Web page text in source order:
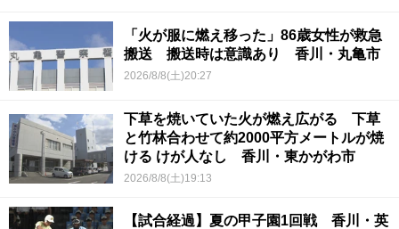
「火が服に燃え移った」86歳女性が救急
搬送 搬送時は意識あり 香川・丸亀市
2026/8/8(土)20:27
下草を焼いていた火が燃え広がる 下草
と竹林合わせて約2000平方メートルが焼
ける けが人なし 香川・東かがわ市
2026/8/8(土)19:13
【試合経過】夏の甲子園1回戦 香川・英